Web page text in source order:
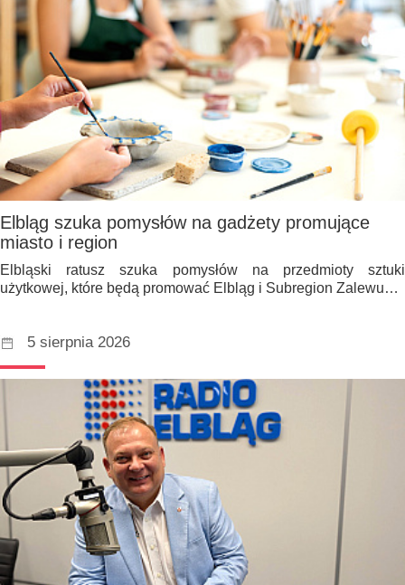
Elbląg szuka pomysłów na gadżety promujące
miasto i region
Elbląski ratusz szuka pomysłów na przedmioty sztuki
użytkowej, które będą promować Elbląg i Subregion Zalewu…
5 sierpnia 2026